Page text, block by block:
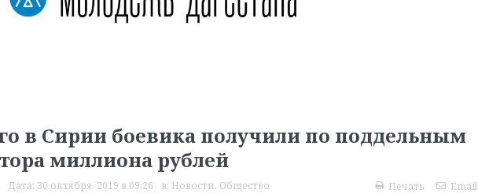
в Сирии боевика получили по поддельным
миллиона рублей
Дата: 30 октября, 2019 в 09:26 в: Новости, Общество Печать Email